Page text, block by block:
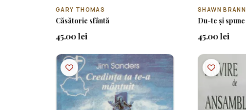
GARY THOMAS
Căsătorie sfântă
45.00 lei
SHAWN BRANN
Du-te și spune
45.00 lei